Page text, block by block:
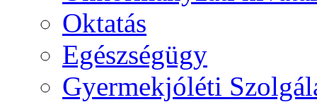
Oktatás
Egészségügy
Gyermekjóléti